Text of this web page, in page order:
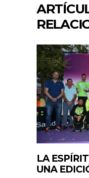
LA
UNA